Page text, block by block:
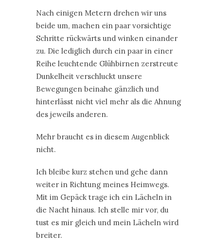
Nach einigen Metern drehen wir uns
beide um, machen ein paar vorsichtige
Schritte rückwärts und winken einander
zu. Die lediglich durch ein paar in einer
Reihe leuchtende Glühbirnen zerstreute
Dunkelheit verschluckt unsere
Bewegungen beinahe gänzlich und
hinterlässt nicht viel mehr als die Ahnung
des jeweils anderen.
Mehr braucht es in diesem Augenblick
nicht.
Ich bleibe kurz stehen und gehe dann
weiter in Richtung meines Heimwegs.
Mit im Gepäck trage ich ein Lächeln in
die Nacht hinaus. Ich stelle mir vor, du
tust es mir gleich und mein Lächeln wird
breiter.